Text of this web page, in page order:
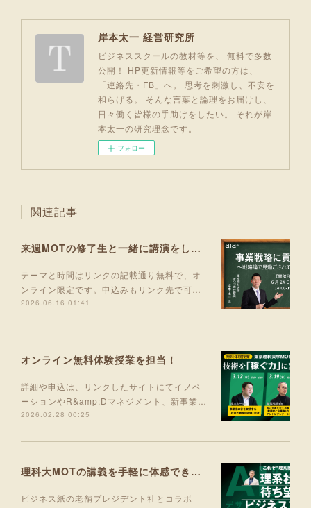
岸本太一 経営研究所
ビジネススクールの教材等を、 無料で多数
公開！ HP更新情報等をご希望の方は、
「連絡先・FB」へ。 思考を刺激し、不安を
和らげる。 そんな言葉と論理をお届けし、
日々働く皆様の手助けをしたい。 それが岸
本太一の研究理念です。
フォロー
関連記事
来週MOTの修了生と一緒に講演をします！
テーマと時間はリンクの記載通り無料で、オ
ンライン限定です。申込みもリンク先で可…
2026.06.16 01:41
オンライン無料体験授業を担当！
詳細や申込は、リンクしたサイトにてイノベ
ーションやR&amp;Dマネジメント、新事業…
2026.02.28 00:25
理科大MOTの講義を手軽に体感できる入門コース 5月より開講！
ビジネス紙の老舗プレジデント社とコラボ